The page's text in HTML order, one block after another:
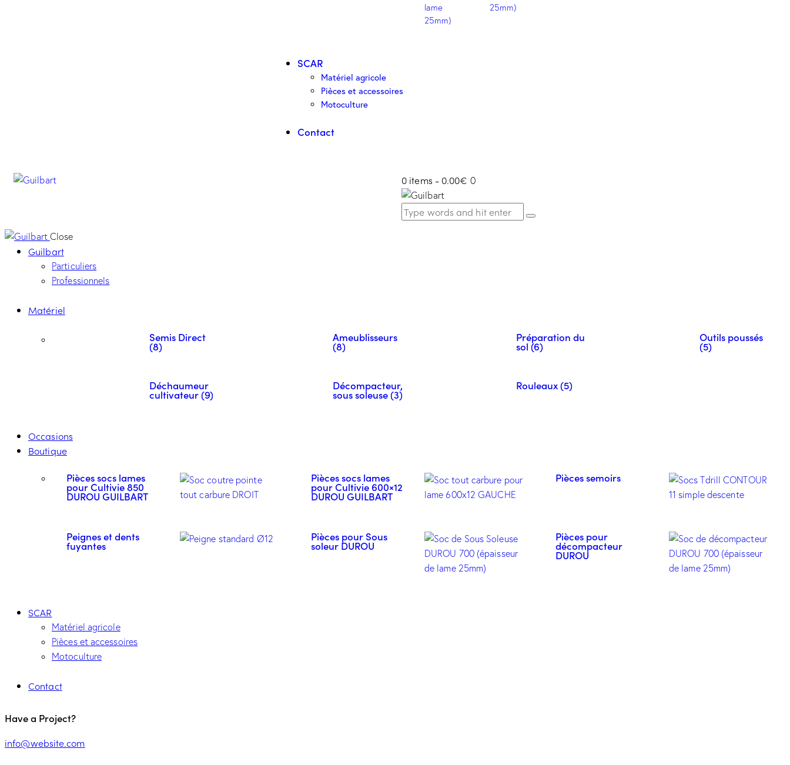
SCAR
Matériel agricole
Pièces et accessoires
Motoculture
Contact
0 items - 0.00€ 0
Close
Guilbart
Particuliers
Professionnels
Matériel
Semis Direct
(8)
Ameublisseurs
(8)
Préparation du
sol (6)
Outils poussés
(5)
Déchaumeur
cultivateur (9)
Décompacteur,
sous soleuse (3)
Rouleaux (5)
Occasions
Boutique
Pièces socs lames
pour Cultivie 850
DUROU GUILBART
Pièces socs lames
pour Cultivie 600×12
DUROU GUILBART
Pièces semoirs
Peignes et dents
fuyantes
Pièces pour Sous
soleur DUROU
Pièces pour
décompacteur
DUROU
SCAR
Matériel agricole
Pièces et accessoires
Motoculture
Contact
Have a Project?
info@website.com